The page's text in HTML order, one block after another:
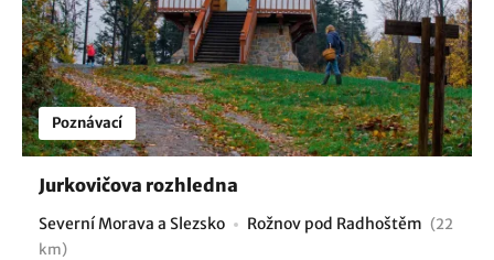
Poznávací
Jurkovičova rozhledna
Severní Morava a Slezsko Rožnov pod Radhoštěm (22
km)